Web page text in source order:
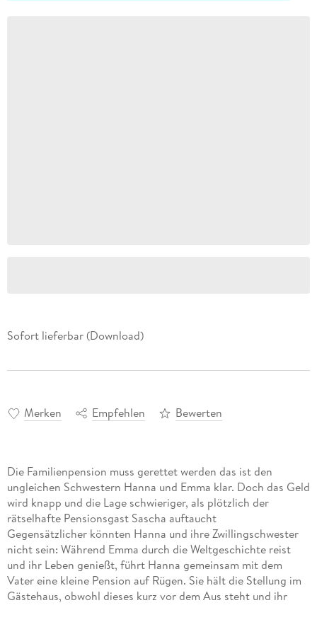
Sofort lieferbar (Download)
Merken Empfehlen Bewerten
Die Familienpension muss gerettet werden das ist den
ungleichen Schwestern Hanna und Emma klar. Doch das Geld
wird knapp und die Lage schwieriger, als plötzlich der
rätselhafte Pensionsgast Sascha auftaucht
Gegensätzlicher könnten Hanna und ihre Zwillingschwester
nicht sein: Während Emma durch die Weltgeschichte reist
und ihr Leben genießt, führt Hanna gemeinsam mit dem
Vater eine kleine Pension auf Rügen. Sie hält die Stellung im
Gästehaus, obwohl dieses kurz vor dem Aus steht und ihr